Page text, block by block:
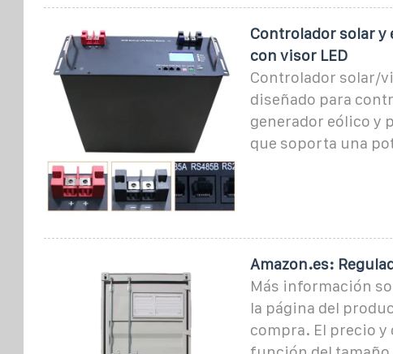
Controlador solar y
con visor LED
Controlador solar/
diseñado para
generador eólico y
que soporta una
Amazon.es:
Más información
la página del
compra. El precio